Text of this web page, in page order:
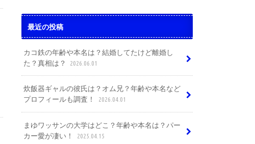
最近の投稿
カコ鉄の年齢や本名は？結婚してたけど離婚し
た？真相は？
2026.06.01
炊飯器ギャルの彼氏は？オム兄？年齢や本名など
プロフィールも調査！
2026.04.01
まゆワッサンの大学はどこ？年齢や本名は？パー
カー愛が凄い！
2025.04.15